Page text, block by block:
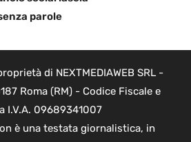
parole
di NEXTMEDIAWEB SRL -
Roma (RM) - Codice Fiscale e
I.V.A. 09689341007
è una testata giornalistica, in